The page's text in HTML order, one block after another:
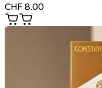
CHF 8.00